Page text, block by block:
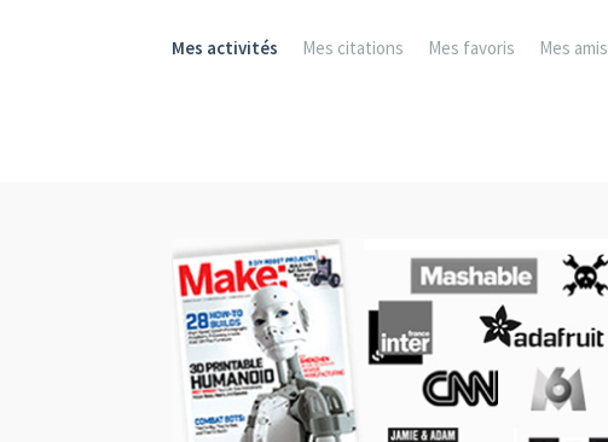
Mes activités Mes citations Mes favoris Mes amis